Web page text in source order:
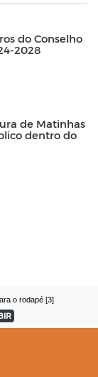
do Conselho
2028
de Matinhas
dentro do
o rodapé [3]